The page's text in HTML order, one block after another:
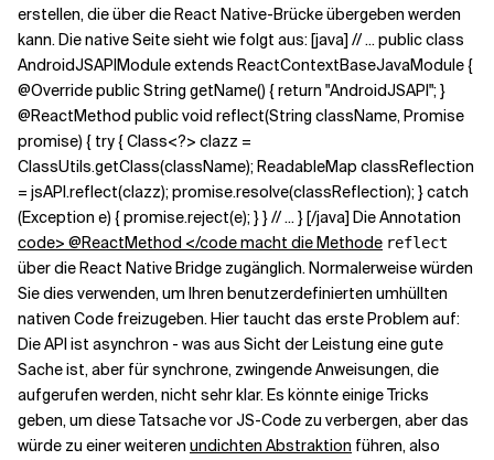
erstellen, die über die React Native-Brücke übergeben werden
kann. Die native Seite sieht wie folgt aus: [java] // ... public class
AndroidJSAPIModule extends ReactContextBaseJavaModule {
@Override public String getName() { return "AndroidJSAPI"; }
@ReactMethod public void reflect(String className, Promise
promise) { try { Class<?> clazz =
ClassUtils.getClass(className); ReadableMap classReflection
= jsAPI.reflect(clazz); promise.resolve(classReflection); } catch
(Exception e) { promise.reject(e); } } // ... } [/java] Die Annotation
code> @ReactMethod </code macht die Methode reflect
über die React Native Bridge zugänglich. Normalerweise würden
Sie dies verwenden, um Ihren benutzerdefinierten umhüllten
nativen Code freizugeben. Hier taucht das erste Problem auf:
Die API ist asynchron - was aus Sicht der Leistung eine gute
Sache ist, aber für synchrone, zwingende Anweisungen, die
aufgerufen werden, nicht sehr klar. Es könnte einige Tricks
geben, um diese Tatsache vor JS-Code zu verbergen, aber das
würde zu einer weiteren undichten Abstraktion führen, also